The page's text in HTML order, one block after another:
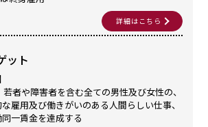
詳細はこちら
ット
者や障害者を含む全ての男性及び女性の、
雇用及び働きがいのある人間らしい仕事、
一賃金を達成する